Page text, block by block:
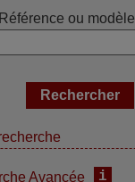
Référence ou modèle
Avancée i